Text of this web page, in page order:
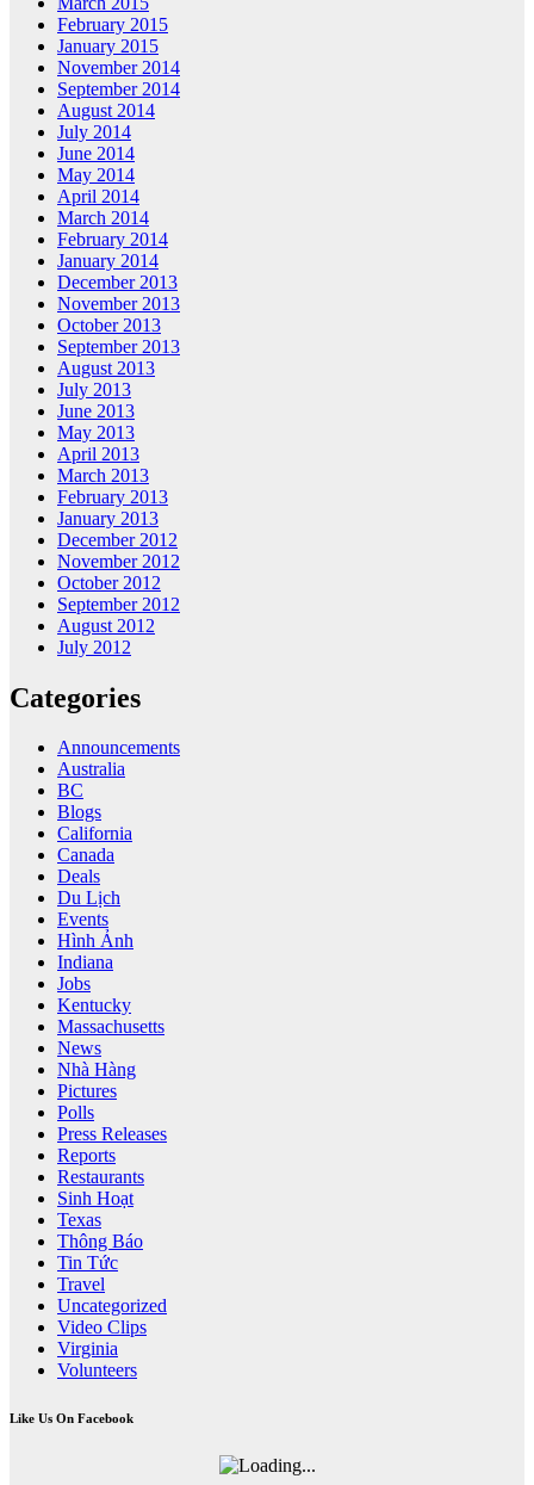
February 2015
January 2015
November 2014
September 2014
August 2014
July 2014
June 2014
May 2014
April 2014
March 2014
February 2014
January 2014
December 2013
November 2013
October 2013
September 2013
August 2013
July 2013
June 2013
May 2013
April 2013
March 2013
February 2013
January 2013
December 2012
November 2012
October 2012
September 2012
August 2012
July 2012
Categories
Announcements
Australia
BC
Blogs
California
Canada
Deals
Du Lịch
Events
Hình Ảnh
Indiana
Jobs
Kentucky
Massachusetts
News
Nhà Hàng
Pictures
Polls
Press Releases
Reports
Restaurants
Sinh Hoạt
Texas
Thông Báo
Tin Tức
Travel
Uncategorized
Video Clips
Virginia
Volunteers
Like Us On Facebook